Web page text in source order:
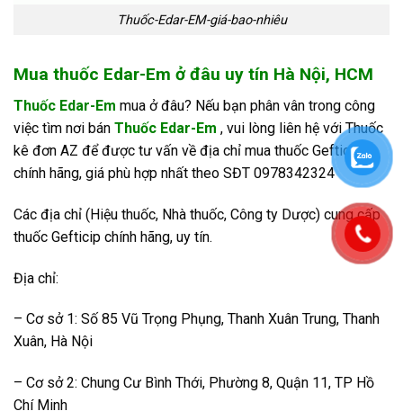
Thuốc-Edar-EM-giá-bao-nhiêu
Mua thuốc Edar-Em ở đâu uy tín Hà Nội, HCM
Thuốc Edar-Em mua ở đâu? Nếu bạn phân vân trong công
việc tìm nơi bán Thuốc Edar-Em , vui lòng liên hệ với Thuốc
kê đơn AZ để được tư vấn về địa chỉ mua thuốc Gefticip
chính hãng, giá phù hợp nhất theo SĐT 0978342324
Các địa chỉ (Hiệu thuốc, Nhà thuốc, Công ty Dược) cung cấp
thuốc Gefticip chính hãng, uy tín.
Địa chỉ:
– Cơ sở 1: Số 85 Vũ Trọng Phụng, Thanh Xuân Trung, Thanh
Xuân, Hà Nội
– Cơ sở 2: Chung Cư Bình Thới, Phường 8, Quận 11, TP Hồ
Chí Minh